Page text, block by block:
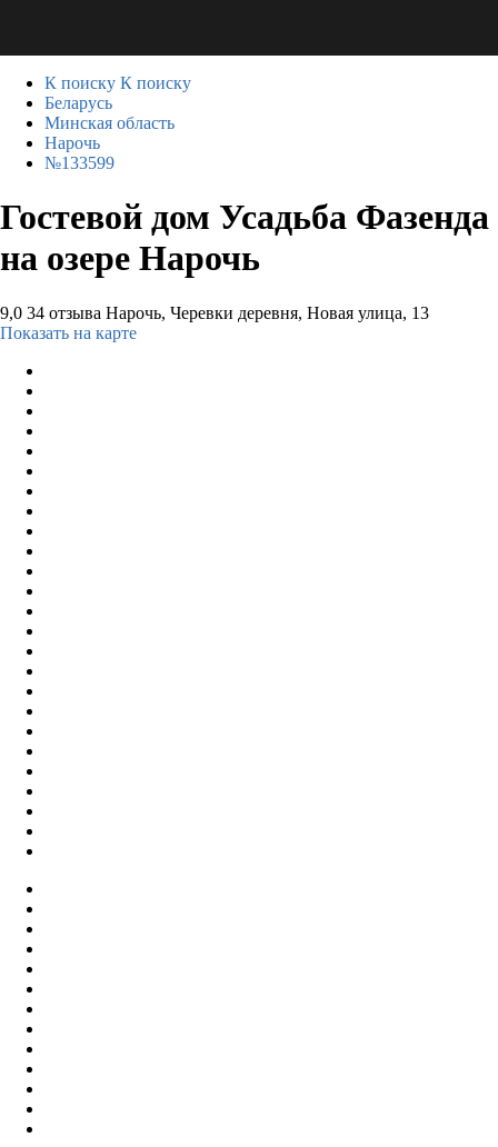
К поиску К поиску
Беларусь
Минская область
Нарочь
№133599
Гостевой дом Усадьба Фазенда
на озере Нарочь
9,0 34 отзыва Нарочь, Черевки деревня, Новая улица, 13
Показать на карте